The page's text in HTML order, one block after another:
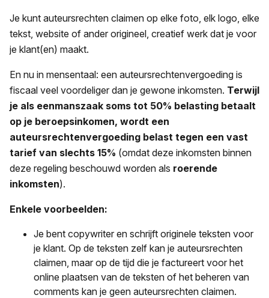
Je kunt auteursrechten claimen op elke foto, elk logo, elke
tekst, website of ander origineel, creatief werk dat je voor
je klant(en) maakt.
En nu in mensentaal: een auteursrechtenvergoeding is
fiscaal veel voordeliger dan je gewone inkomsten. Terwijl
je als eenmanszaak soms tot 50% belasting betaalt
op je beroepsinkomen, wordt een
auteursrechtenvergoeding belast tegen een vast
tarief van slechts 15% (omdat deze inkomsten binnen
deze regeling beschouwd worden als roerende
inkomsten).
Enkele voorbeelden:
Je bent copywriter en schrijft originele teksten voor
je klant. Op de teksten zelf kan je auteursrechten
claimen, maar op de tijd die je factureert voor het
online plaatsen van de teksten of het beheren van
comments kan je geen auteursrechten claimen.